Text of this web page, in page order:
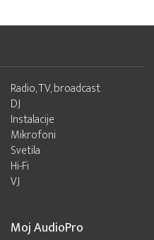
Radio, TV, broadcast
DJ
Instalacije
Mikrofoni
Svetila
Hi-Fi
VJ
Moj AudioPro